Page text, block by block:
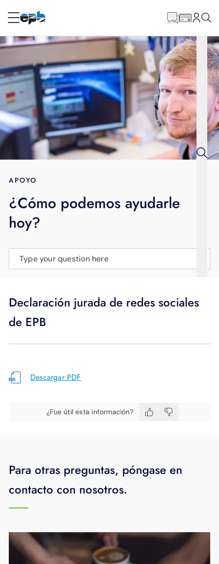
RESIDENCIAL
Internet
Energía
Televisión
BLOG
APOYO
principal
APOYO
¿Cómo podemos ayudarle
hoy?
Type your question here
Declaración jurada de redes sociales
de EPB
Descargar PDF
¿Fue útil esta información?
Para otras preguntas, póngase en
contacto con nosotros.